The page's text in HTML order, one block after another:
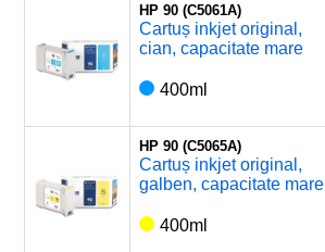
HP 90 (C5061A)
Cartuș inkjet original,
cian, capacitate mare
400ml
HP 90 (C5065A)
Cartuș inkjet original,
galben, capacitate mare
400ml